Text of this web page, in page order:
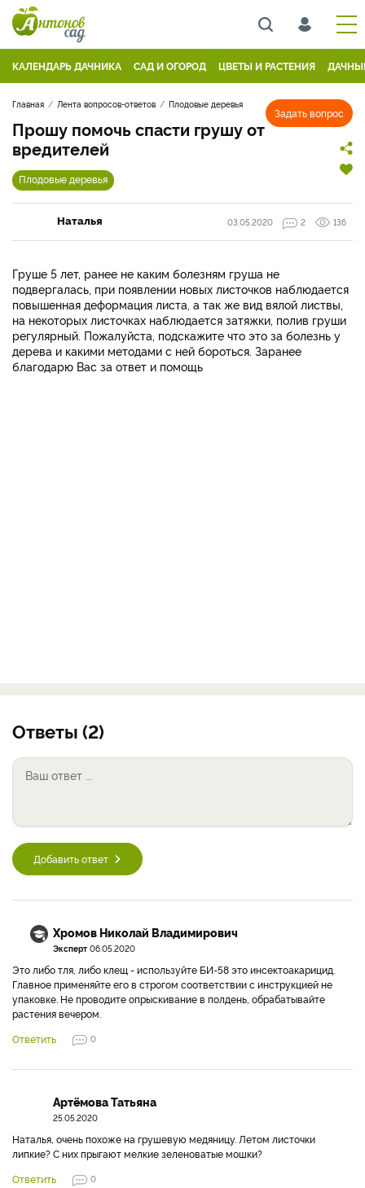
КАЛЕНДАРЬ ДАЧНИКА САД И ОГОРОД ЦВЕТЫ И РАСТЕНИЯ
Задать вопрос
Главная Лента вопросов-ответов Плодовые деревья
Прошу помочь спасти грушу от
вредителей
Плодовые деревья
Наталья 03.05.2020 2 136
Груше 5 лет, ранее не каким болезням груша не
подвергалась, при появлении новых листочков наблюдается
повышенная деформация листа, а так же вид вялой листвы,
на некоторых листочках наблюдается затяжки, полив груши
регулярный. Пожалуйста, подскажите что это за болезнь у
дерева и какими методами с ней бороться. Заранее
благодарю Вас за ответ и помощь
Ответы (2)
Добавить ответ
Хромов Николай Владимирович
Эксперт 06.05.2020
Это либо тля, либо клещ - используйте БИ-58 это инсектоакарицид.
Главное применяйте его в строгом соответствии с инструкцией не
упаковке. Не проводите опрыскивание в полдень, обрабатывайте
растения вечером.
Ответить
0
Артёмова Татьяна
25.05.2020
Наталья, очень похоже на грушевую медяницу. Летом листочки
липкие? С них прыгают мелкие зеленоватые мошки?
Ответить
0